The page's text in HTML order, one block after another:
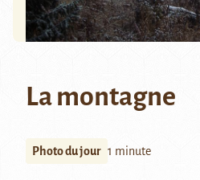
La montagne
Photo du jour 1 minute